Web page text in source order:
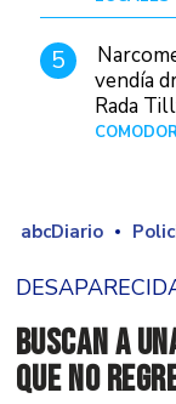
5
vendía
Rada
abcDiario
Buscan a
que no